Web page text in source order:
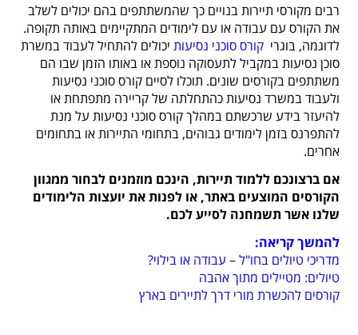
רבים מקורסי תיירות בנויים כך שהמשתתפים בהם יכולים לשלב
את הקורס עם עבודה או עם לימודים המתקיימים באותה תקופה.
לדוגמה, בוגרי קורס סוכני נסיעות יכולים להתחיל לעבוד במשרת
סוכן נסיעות במקביל לתעסוקה נוספת או באותו הזמן שבו הם
משתתפים בקורסים שונים. תוכלו לסיים קורס סוכני נסיעות
ולעבוד במשרד נסיעות כהתחלתה של קריירה מתפתחת או
להיעזר בידע שרכשתם במהלך קורס סוכני נסיעות על מנת
להתפרנס בזמן לימודים גבוהים, בתחומי התיירות או בתחומים
אחרים.
אם ברצונכם ללמוד תיירות, הינכם מוזמנים לבחור ממגוון
הקורסים המוצעים באתר, או לפנות את יועצות הלימודים
שלנו אשר תשמחנה לסייע לכם.
להמשך קריאה:
מדריכי טיולים בחו"ל – עבודה או בילוי?
טיולים: מטיילים מתוך אהבה
קורסים להכשרת מורי דרך לתיירים בארץ